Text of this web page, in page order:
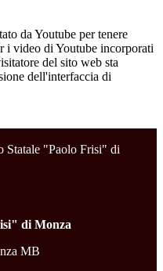
da Youtube per tenere
i video di Youtube incorporati
del sito web sta
dell'interfaccia di
Statale "Paolo Frisi" di
di Monza
MB